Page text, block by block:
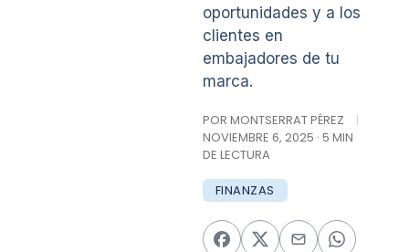
oportunidades y a los
clientes en
embajadores de tu
marca.
POR MONTSERRAT PÉREZ
|
NOVIEMBRE 6, 2025 · 5 MIN
DE LECTURA
FINANZAS